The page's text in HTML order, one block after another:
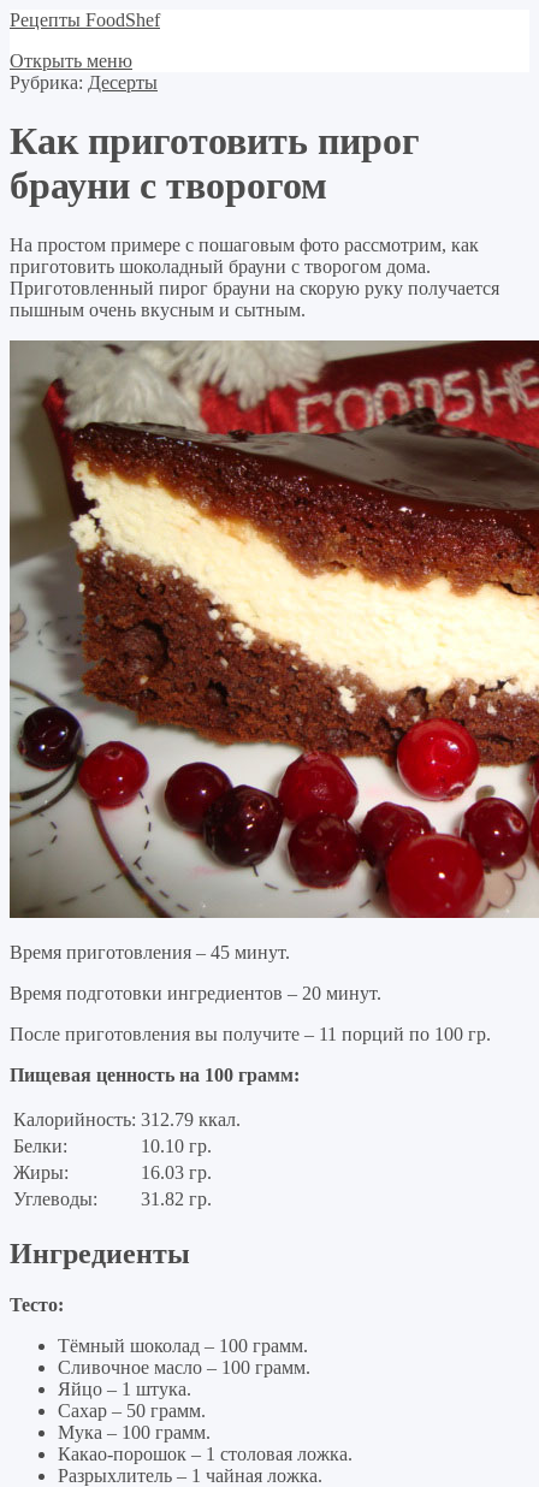
Рецепты FoodShef
Открыть меню
Рубрика: Десерты
Как приготовить пирог
брауни с творогом
На простом примере с пошаговым фото рассмотрим, как
приготовить шоколадный брауни с творогом дома.
Приготовленный пирог брауни на скорую руку получается
пышным очень вкусным и сытным.
Время приготовления – 45 минут.
Время подготовки ингредиентов – 20 минут.
После приготовления вы получите – 11 порций по 100 гр.
Пищевая ценность на 100 грамм:
Калорийность: 312.79 ккал.
Белки:
10.10 гр.
Жиры:
16.03 гр.
Углеводы:
31.82 гр.
Ингредиенты
Тесто:
Тёмный шоколад – 100 грамм.
Сливочное масло – 100 грамм.
Яйцо – 1 штука.
Сахар – 50 грамм.
Мука – 100 грамм.
Какао-порошок – 1 столовая ложка.
Разрыхлитель – 1 чайная ложка.